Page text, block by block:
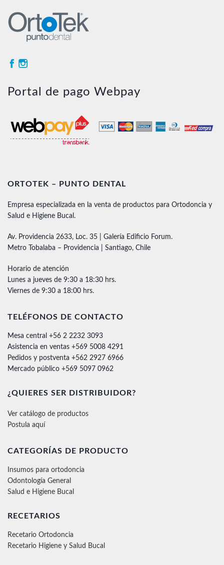
Portal de pago Webpay
ORTOTEK – PUNTO DENTAL
Empresa especializada en la venta de productos para Ortodoncia y
Salud e Higiene Bucal.
Av. Providencia 2633, Loc. 35 | Galería Edificio Forum.
Metro Tobalaba – Providencia | Santiago, Chile
Horario de atención
Lunes a jueves de 9:30 a 18:30 hrs.
Viernes de 9:30 a 18:00 hrs.
TELÉFONOS DE CONTACTO
Mesa central +56 2 2232 3093
Asistencia en ventas +569 5008 4291
Pedidos y postventa +562 2927 6966
Mercado público +569 5097 0962
¿QUIERES SER DISTRIBUIDOR?
Ver catálogo de productos
Postula aquí
CATEGORÍAS DE PRODUCTO
Insumos para ortodoncia
Odontología General
Salud e Higiene Bucal
RECETARIOS
Recetario Ortodoncia
Recetario Higiene y Salud Bucal